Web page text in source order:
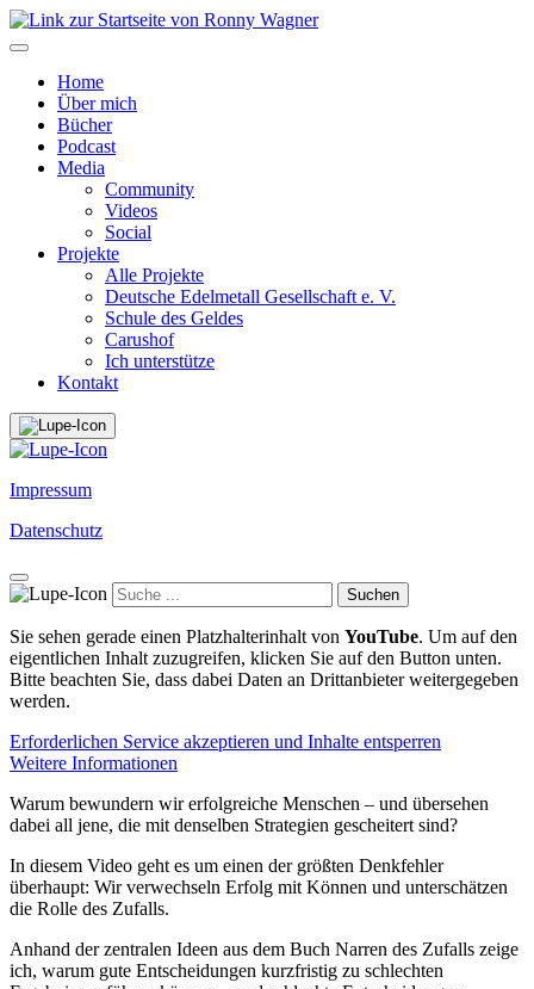
Home
Über mich
Bücher
Podcast
Media
Community
Videos
Social
Projekte
Alle Projekte
Deutsche Edelmetall Gesellschaft e. V.
Schule des Geldes
Carushof
Ich unterstütze
Kontakt
Impressum
Datenschutz
Suchen
Sie sehen gerade einen Platzhalterinhalt von YouTube. Um auf den
eigentlichen Inhalt zuzugreifen, klicken Sie auf den Button unten.
Bitte beachten Sie, dass dabei Daten an Drittanbieter weitergegeben
werden.
Erforderlichen Service akzeptieren und Inhalte entsperren
Weitere Informationen
Warum bewundern wir erfolgreiche Menschen – und übersehen
dabei all jene, die mit denselben Strategien gescheitert sind?
In diesem Video geht es um einen der größten Denkfehler
überhaupt: Wir verwechseln Erfolg mit Können und unterschätzen
die Rolle des Zufalls.
Anhand der zentralen Ideen aus dem Buch Narren des Zufalls zeige
ich, warum gute Entscheidungen kurzfristig zu schlechten